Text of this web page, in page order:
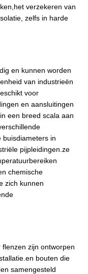
verzekeren van
zelfs in harde
en kunnen worden
van industrieën
voor
en aansluitingen
een breed scala aan
buisdiameters in
pijpleidingen.ze
chemische
zich kunnen
zijn ontworpen
bouten die
samengesteld